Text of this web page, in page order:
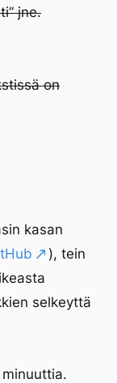
jne.
on
kasan
), tein
selkeyttä